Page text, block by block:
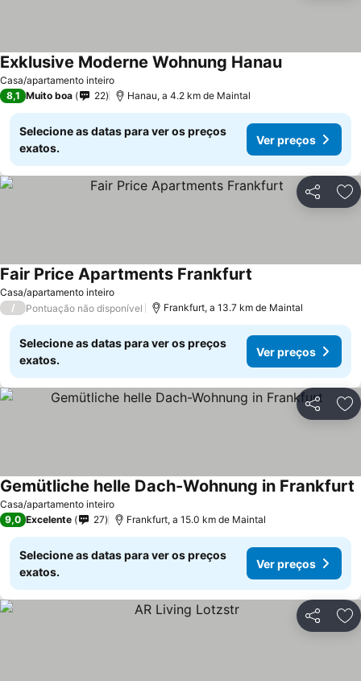
Casa/apartamento inteiro
Exklusive Moderne Wohnung Hanau
8,1 Muito boa 22 Hanau, a 4.2 km de Maintal
Selecione as datas para ver os preços
exatos.
Ver preços
Partilhar
Casa/apartamento inteiro
Fair Price Apartments Frankfurt
/ Pontuação não disponível Frankfurt, a 13.7 km de Maintal
Selecione as datas para ver os preços
exatos.
Ver preços
Partilhar
Casa/apartamento inteiro
Gemütliche helle Dach-Wohnung in Frankfurt
9,0 Excelente 27 Frankfurt, a 15.0 km de Maintal
Selecione as datas para ver os preços
exatos.
Ver preços
Partilhar